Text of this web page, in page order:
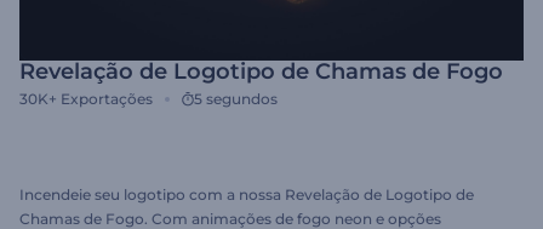
Revelação de Logotipo de Chamas de Fogo
30K+ Exportações 5 segundos
Incendeie seu logotipo com a nossa Revelação de Logotipo de
Chamas de Fogo. Com animações de fogo neon e opções